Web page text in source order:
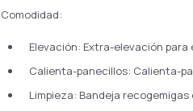
Comodidad:
Elevación: Extra-elevación
Calienta-panecillos: Calienta-
Limpieza: Bandeja